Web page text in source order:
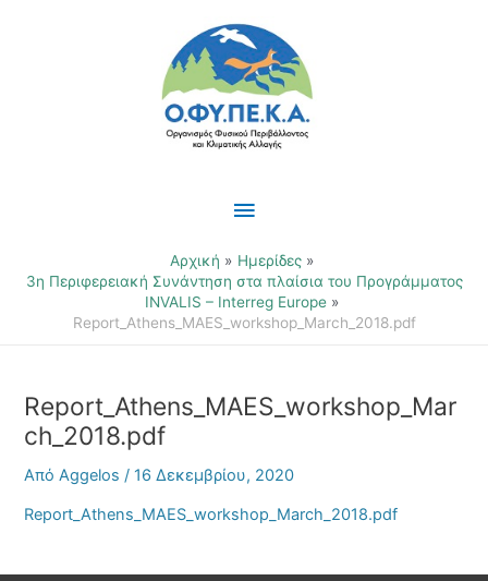
Κύριο
Μενού
Αρχική
Ημερίδες
3η Περιφερειακή Συνάντηση στα πλαίσια του Προγράμματος
INVALIS – Interreg Europe
Report_Athens_MAES_workshop_March_2018.pdf
Report_Athens_MAES_workshop_Mar
ch_2018.pdf
ΑπόAggelos/16 Δεκεμβρίου, 2020
Report_Athens_MAES_workshop_March_2018.pdf